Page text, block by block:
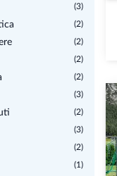
(3)
(2)
(2)
(2)
(2)
(3)
(2)
(3)
(2)
(1)